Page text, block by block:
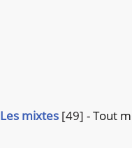
Les mixtes [49] -Tout